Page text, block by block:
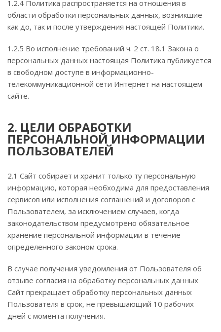
1.2.4 Политика распространяется на отношения в
области обработки персональных данных, возникшие
как до, так и после утверждения настоящей Политики.
1.2.5 Во исполнение требований ч. 2 ст. 18.1 Закона о
персональных данных настоящая Политика публикуется
в свободном доступе в информационно-
телекоммуникационной сети Интернет на настоящем
сайте.
2. ЦЕЛИ ОБРАБОТКИ
ПЕРСОНАЛЬНОЙ ИНФОРМАЦИИ
ПОЛЬЗОВАТЕЛЕЙ
2.1 Сайт собирает и хранит только ту персональную
информацию, которая необходима для предоставления
сервисов или исполнения соглашений и договоров с
Пользователем, за исключением случаев, когда
законодательством предусмотрено обязательное
хранение персональной информации в течение
определенного законом срока.
В случае получения уведомления от Пользователя об
отзыве согласия на обработку персональных данных
Сайт прекращает обработку персональных данных
Пользователя в срок, не превышающий 10 рабочих
дней с момента получения.